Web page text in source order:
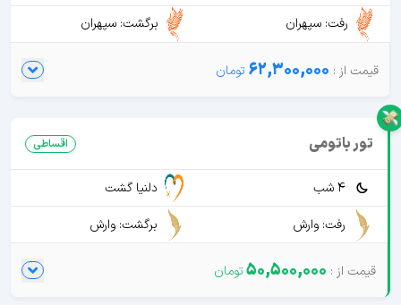
رفت: سپهران
برگشت: سپهران
62,300,000
تور باتومی اقساطی
4 شب
دلنیا گشت
رفت: وارش
برگشت: وارش
50,500,000